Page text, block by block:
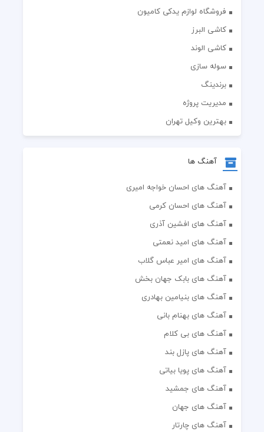
فروشگاه لوازم یدکی کامیون
کاشی البرز
کاشی الوند
سوله سازی
برندینگ
مدیریت پروژه
بهترین وکیل تهران
آهنگ ها
آهنگ های احسان خواجه امیری
آهنگ های احسان کرمی
آهنگ های افشین آذری
آهنگ های امید نعمتی
آهنگ های امیر عباس گلاب
آهنگ های بابک جهان بخش
آهنگ های بنیامین بهادری
آهنگ های بهنام بانی
آهنگ های بی کلام
آهنگ های پازل بند
آهنگ های پویا بیاتی
آهنگ های جمشید
آهنگ های جهان
آهنگ های چارتار